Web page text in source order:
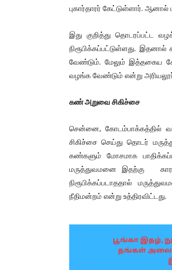
புகார்தாரர் கேட்டுள்ளார். ஆனால்
இது குறித்து தொடரப்பட்ட
நிரூபிக்கப்பட்டுள்ளது.
வேண்டும். மேலும் இத்தகைய
வழங்க வேண்டும் என்று
கண்அறுவை சிகிச்சை
சென்னை, கோடம்பாக்கத்தில்
சிகிச்சை செய்து தொடர்
கண்களும் மோசமாக
மருத்துவமனை இதற்கு
நிரூபிக்கப்படாததால்
நீதிமன்றம் என்று உத்திரவிட்டது.